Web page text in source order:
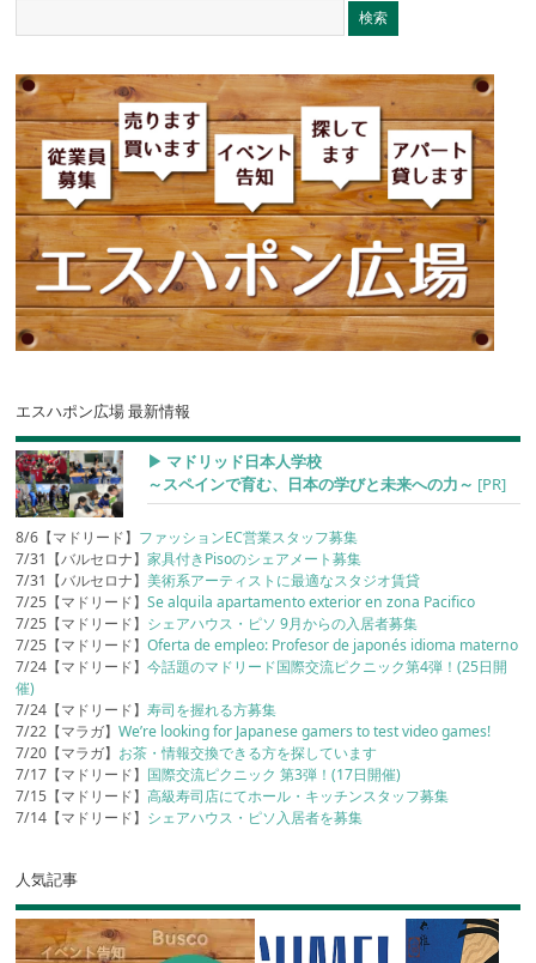
エスハポン広場 最新情報
▶︎ マドリッド日本人学校
～スペインで育む、日本の学びと未来への力～ [PR]
8/6【マドリード】 ファッションEC営業スタッフ募集
7/31【バルセロナ】家具付きPisoのシェアメート募集
7/31【バルセロナ】美術系アーティストに最適なスタジオ賃貸
7/25【マドリード】Se alquila apartamento exterior en zona Pacifico
7/25【マドリード】 シェアハウス・ピソ 9月からの入居者募集
7/25【マドリード】Oferta de empleo: Profesor de japonés idioma materno
7/24【マドリード】今話題のマドリード国際交流ピクニック第4弾！(25日開
催)
7/24【マドリード】寿司を握れる方募集
7/22【マラガ】We’re looking for Japanese gamers to test video games!
7/20【マラガ】 お茶・情報交換できる方を探しています
7/17【マドリード】 国際交流ピクニック 第3弾！(17日開催)
7/15【マドリード】高級寿司店にてホール・キッチンスタッフ募集
7/14【マドリード】 シェアハウス・ピソ入居者を募集
人気記事